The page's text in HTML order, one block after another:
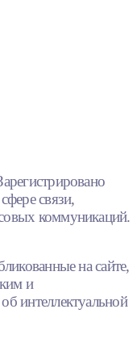
связи,
коммуникаций.
на сайте,
и
интеллектуальной